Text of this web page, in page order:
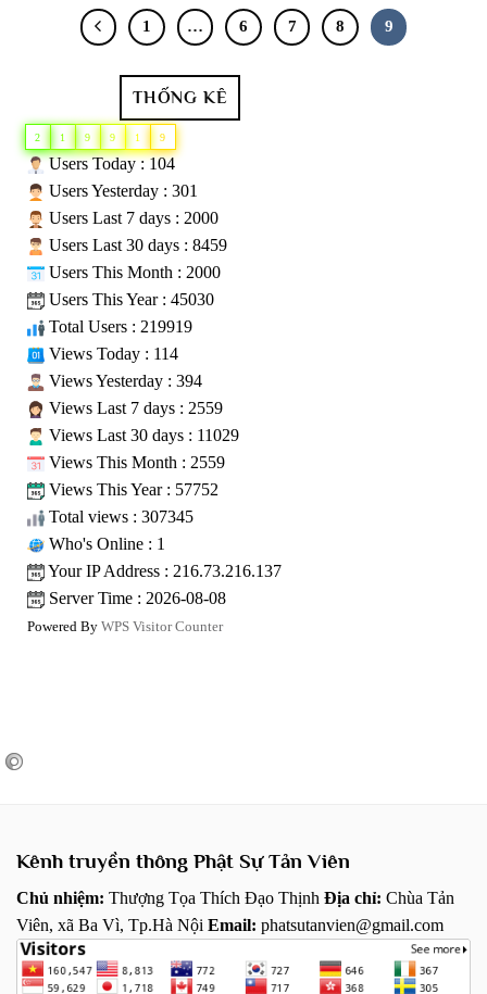
1 … 6 7 8 9
THỐNG KÊ
2 1 9 9 1 9
Users Today : 104
Users Yesterday : 301
Users Last 7 days : 2000
Users Last 30 days : 8459
Users This Month : 2000
Users This Year : 45030
Total Users : 219919
Views Today : 114
Views Yesterday : 394
Views Last 7 days : 2559
Views Last 30 days : 11029
Views This Month : 2559
Views This Year : 57752
Total views : 307345
Who's Online : 1
Your IP Address : 216.73.216.137
Server Time : 2026-08-08
Powered By WPS Visitor Counter
Kênh truyền thông Phật Sự Tản Viên
Chủ nhiệm: Thượng Tọa Thích Đạo Thịnh Địa chỉ: Chùa Tản
Viên, xã Ba Vì, Tp.Hà Nội Email: phatsutanvien@gmail.com